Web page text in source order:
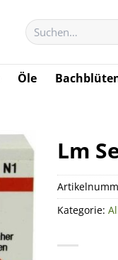
Suchen
nach:
Öle
Lm
Kategorie: